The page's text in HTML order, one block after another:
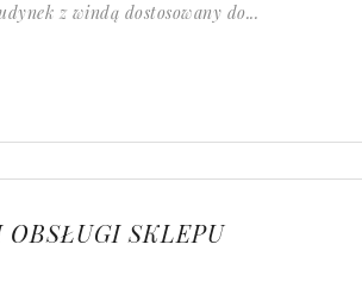
z windą dostosowany do...
SKLEPU